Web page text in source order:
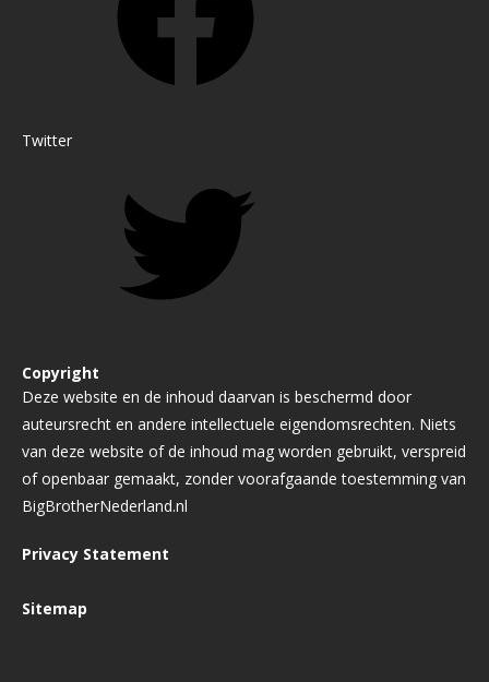
Twitter
Copyright
Deze website en de inhoud daarvan is beschermd door
auteursrecht en andere intellectuele eigendomsrechten. Niets
van deze website of de inhoud mag worden gebruikt, verspreid
of openbaar gemaakt, zonder voorafgaande toestemming van
BigBrotherNederland.nl
Privacy Statement
Sitemap